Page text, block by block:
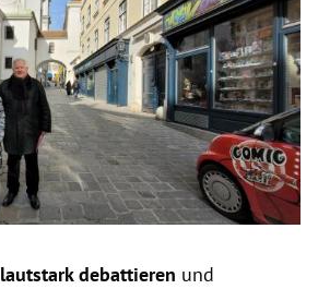
lautstark debattieren und